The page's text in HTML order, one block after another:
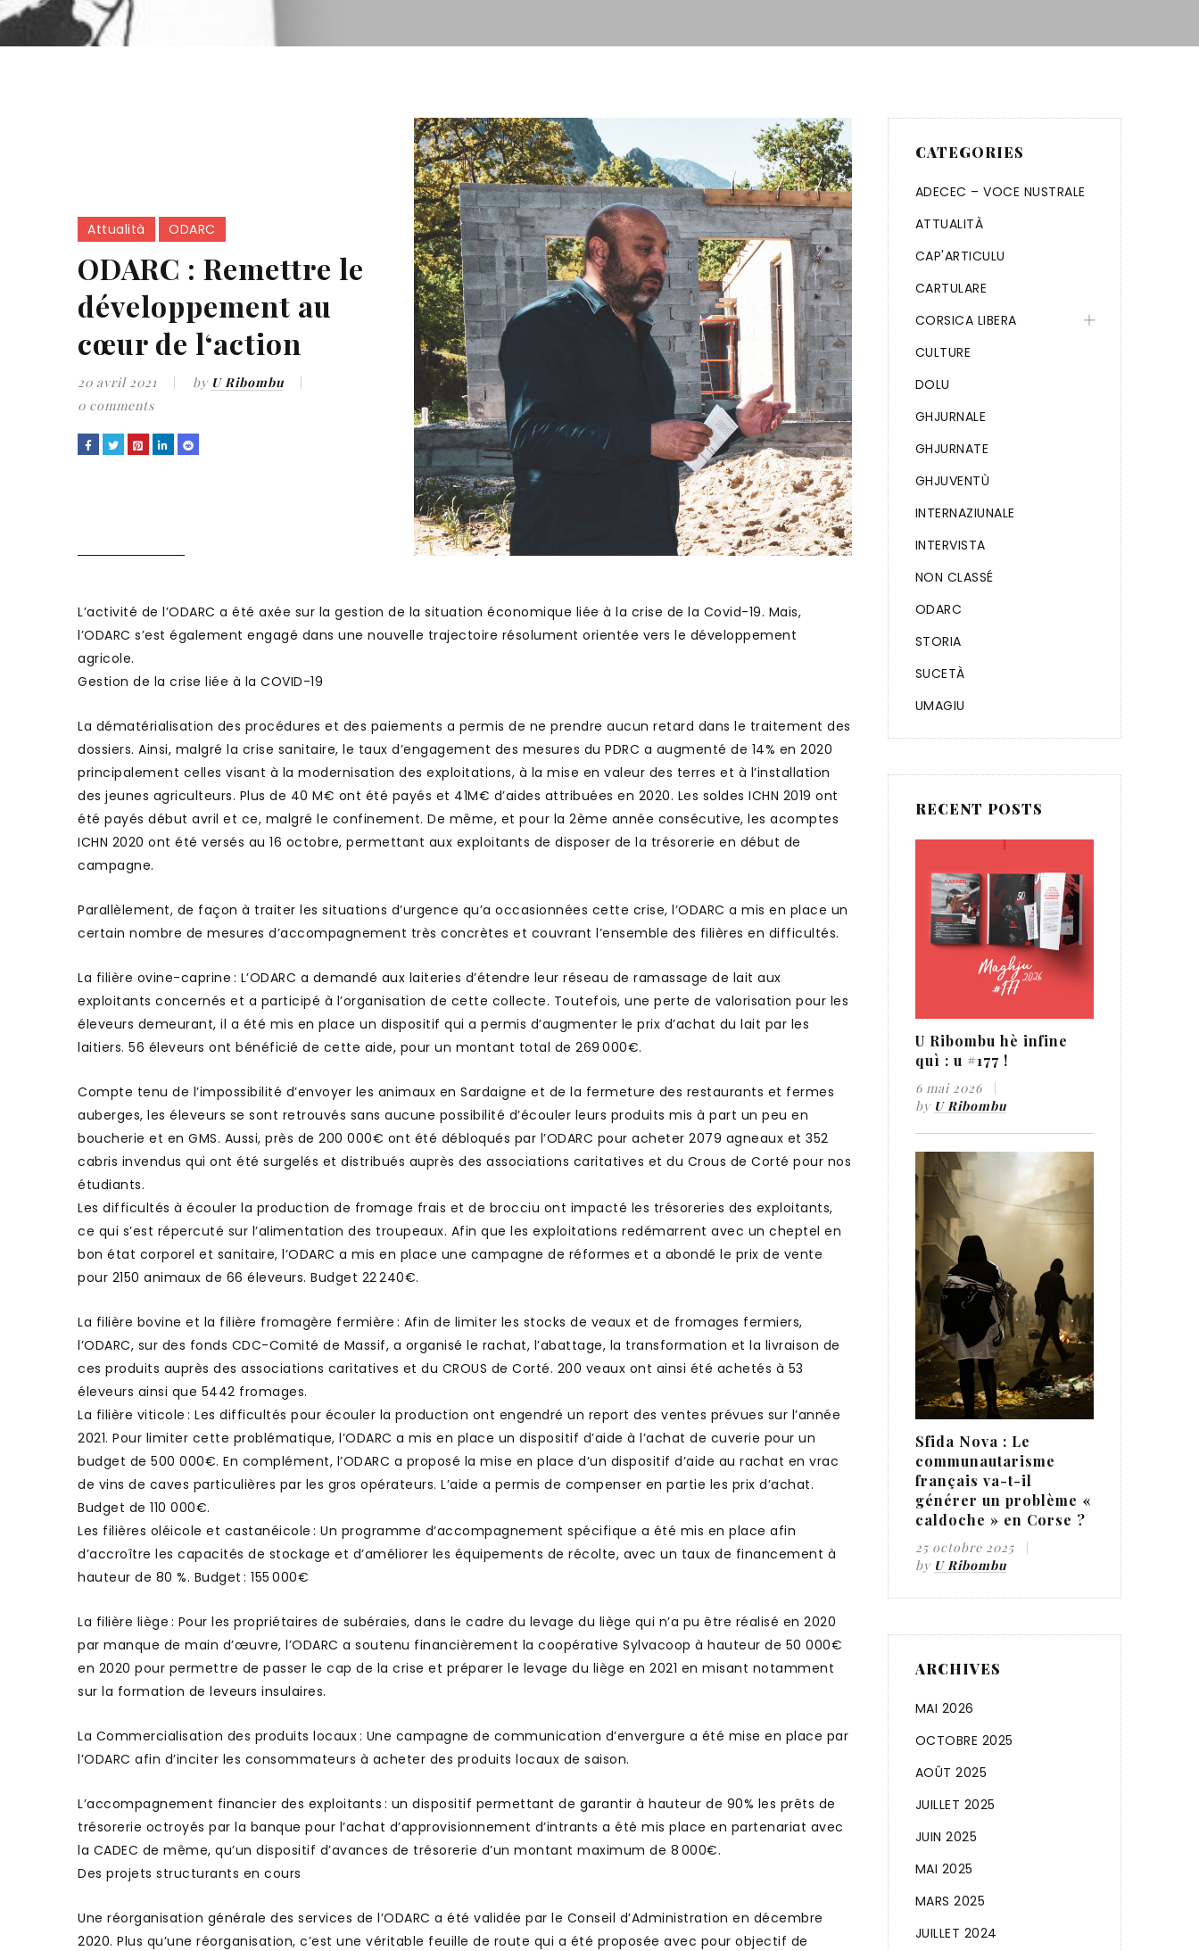
Attualità ODARC
ODARC : Remettre le
développement au
cœur de l‘action
20 avril 2021 by U Ribombu
0 comments
L’activité de l’ODARC a été axée sur la gestion de la situation économique liée à la crise de la Covid-19. Mais,
l’ODARC s’est également engagé dans une nouvelle trajectoire résolument orientée vers le développement
agricole.
Gestion de la crise liée à la COVID-19
La dématérialisation des procédures et des paiements a permis de ne prendre aucun retard dans le traitement des
dossiers. Ainsi, malgré la crise sanitaire, le taux d’engagement des mesures du PDRC a augmenté de 14% en 2020
principalement celles visant à la modernisation des exploitations, à la mise en valeur des terres et à l’installation
des jeunes agriculteurs. Plus de 40 M€ ont été payés et 41M€ d’aides attribuées en 2020. Les soldes ICHN 2019 ont
été payés début avril et ce, malgré le confinement. De même, et pour la 2ème année consécutive, les acomptes
ICHN 2020 ont été versés au 16 octobre, permettant aux exploitants de disposer de la trésorerie en début de
campagne.
Parallèlement, de façon à traiter les situations d’urgence qu’a occasionnées cette crise, l’ODARC a mis en place un
certain nombre de mesures d’accompagnement très concrètes et couvrant l’ensemble des filières en difficultés.
La filière ovine-caprine : L’ODARC a demandé aux laiteries d’étendre leur réseau de ramassage de lait aux
exploitants concernés et a participé à l’organisation de cette collecte. Toutefois, une perte de valorisation pour les
éleveurs demeurant, il a été mis en place un dispositif qui a permis d’augmenter le prix d’achat du lait par les
laitiers. 56 éleveurs ont bénéficié de cette aide, pour un montant total de 269 000€.
Compte tenu de l’impossibilité d’envoyer les animaux en Sardaigne et de la fermeture des restaurants et fermes
auberges, les éleveurs se sont retrouvés sans aucune possibilité d’écouler leurs produits mis à part un peu en
boucherie et en GMS. Aussi, près de 200 000€ ont été débloqués par l’ODARC pour acheter 2079 agneaux et 352
cabris invendus qui ont été surgelés et distribués auprès des associations caritatives et du Crous de Corté pour nos
étudiants.
Les difficultés à écouler la production de fromage frais et de brocciu ont impacté les trésoreries des exploitants,
ce qui s’est répercuté sur l’alimentation des troupeaux. Afin que les exploitations redémarrent avec un cheptel en
bon état corporel et sanitaire, l’ODARC a mis en place une campagne de réformes et a abondé le prix de vente
pour 2150 animaux de 66 éleveurs. Budget 22 240€.
La filière bovine et la filière fromagère fermière : Afin de limiter les stocks de veaux et de fromages fermiers,
l’ODARC, sur des fonds CDC-Comité de Massif, a organisé le rachat, l’abattage, la transformation et la livraison de
ces produits auprès des associations caritatives et du CROUS de Corté. 200 veaux ont ainsi été achetés à 53
éleveurs ainsi que 5442 fromages.
La filière viticole : Les difficultés pour écouler la production ont engendré un report des ventes prévues sur l’année
2021. Pour limiter cette problématique, l’ODARC a mis en place un dispositif d’aide à l’achat de cuverie pour un
budget de 500 000€. En complément, l’ODARC a proposé la mise en place d’un dispositif d’aide au rachat en vrac
de vins de caves particulières par les gros opérateurs. L’aide a permis de compenser en partie les prix d’achat.
Budget de 110 000€.
Les filières oléicole et castanéicole : Un programme d’accompagnement spécifique a été mis en place afin
d’accroître les capacités de stockage et d’améliorer les équipements de récolte, avec un taux de financement à
hauteur de 80 %. Budget : 155 000€
La filière liège : Pour les propriétaires de subéraies, dans le cadre du levage du liège qui n’a pu être réalisé en 2020
par manque de main d’œuvre, l’ODARC a soutenu financièrement la coopérative Sylvacoop à hauteur de 50 000€
en 2020 pour permettre de passer le cap de la crise et préparer le levage du liège en 2021 en misant notamment
sur la formation de leveurs insulaires.
La Commercialisation des produits locaux : Une campagne de communication d’envergure a été mise en place par
l’ODARC afin d’inciter les consommateurs à acheter des produits locaux de saison.
L’accompagnement financier des exploitants : un dispositif permettant de garantir à hauteur de 90% les prêts de
trésorerie octroyés par la banque pour l’achat d’approvisionnement d’intrants a été mis place en partenariat avec
la CADEC de même, qu’un dispositif d’avances de trésorerie d’un montant maximum de 8 000€.
Des projets structurants en cours
Une réorganisation générale des services de l’ODARC a été validée par le Conseil d’Administration en décembre
2020. Plus qu’une réorganisation, c’est une véritable feuille de route qui a été proposée avec pour objectif de
CATEGORIES
ADECEC – VOCE NUSTRALE
ATTUALITÀ
CAP'ARTICULU
CARTULARE
CORSICA LIBERA
CULTURE
DOLU
GHJURNALE
GHJURNATE
GHJUVENTÙ
INTERNAZIUNALE
INTERVISTA
NON CLASSÉ
ODARC
STORIA
SUCETÀ
UMAGIU
RECENT POSTS
U Ribombu hè infine
quì : u #177 !
6 mai 2026
by U Ribombu
Sfida Nova : Le
communautarisme
français va-t-il
générer un problème «
caldoche » en Corse ?
25 octobre 2025
by U Ribombu
ARCHIVES
MAI 2026
OCTOBRE 2025
AOÛT 2025
JUILLET 2025
JUIN 2025
MAI 2025
MARS 2025
JUILLET 2024